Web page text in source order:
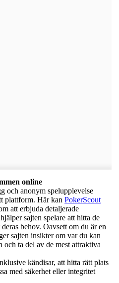
online
och anonym spelupplevelse
plattform. Här kan PokerScout
att erbjuda detaljerade
sajten spelare att hitta de
behov. Oavsett om du är en
sajten insikter om var du kan
och ta del av de mest attraktiva
kändisar, att hitta rätt plats
med säkerhet eller integritet